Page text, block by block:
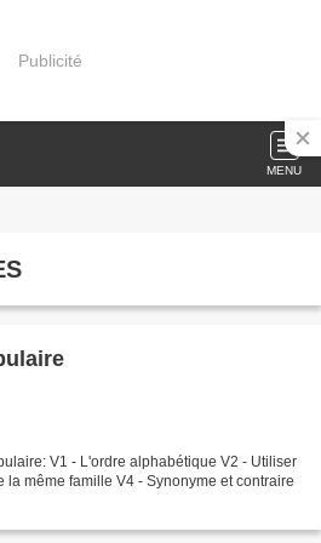
Publicité
MENU
V1 - L'ordre alphabétique V2 - Utiliser
la même famille V4 - Synonyme et contraire